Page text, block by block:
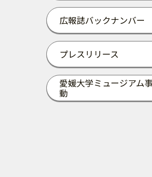
広報誌バックナンバー
プレスリリース
愛媛大学ミュージアム
動